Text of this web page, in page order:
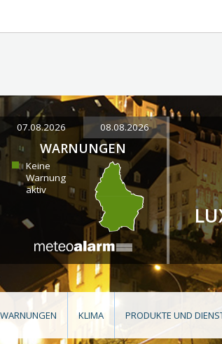
07.08.2026 08.08.2026
WARNUNGEN
Keine
Warnung
aktiv
KLIMA PRODUKTE UND